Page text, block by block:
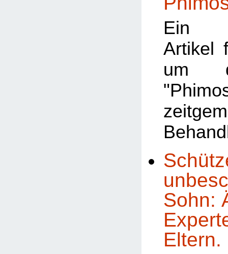
Ein
Artikel
um
Sohn:
Eltern.